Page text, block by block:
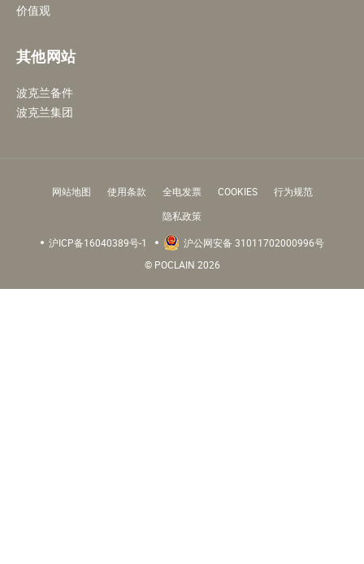
价值观
其他网站
波克兰备件
波克兰集团
网站地图 使用条款 全电发票 COOKIES
行为规范
隐私政策
沪ICP备16040389号-1
沪公网安备 31011702000996号
© POCLAIN 2026